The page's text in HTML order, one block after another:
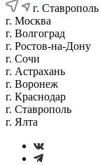
г. Ставрополь
г. Москва
г. Волгоград
г. Ростов-на-Дону
г. Сочи
г. Астрахань
г. Воронеж
г. Краснодар
г. Ставрополь
г. Ялта